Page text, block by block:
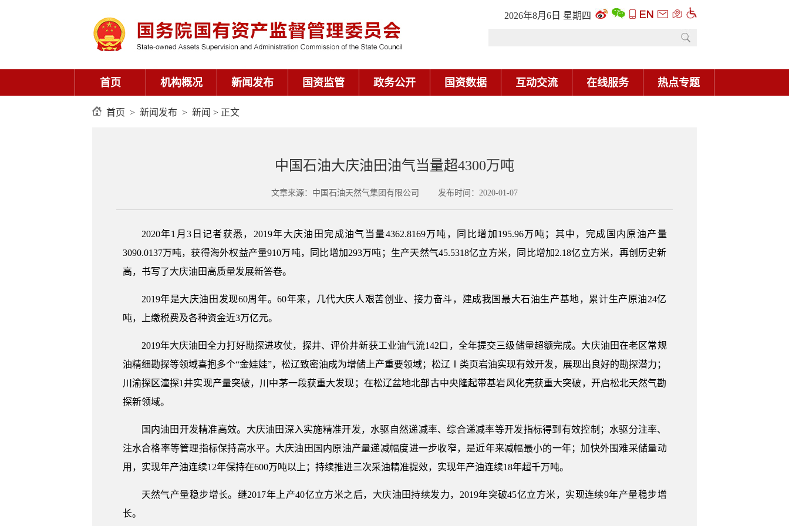
2026年8月6日 星期四
首页 机构概况 新闻发布 国资监管 政务公开 国资数据 互动交流 在线服务 热点专题
首页 > 新闻发布 > 新闻 > 正文
中国石油大庆油田油气当量超4300万吨
文章来源：中国石油天然气集团有限公司 发布时间：2020-01-07
2020年1月3日记者获悉，2019年大庆油田完成油气当量4362.8169万吨，同比增加195.96万吨；其中，完成国内原油产量
3090.0137万吨，获得海外权益产量910万吨，同比增加293万吨；生产天然气45.5318亿立方米，同比增加2.18亿立方米，再创历史新
高，书写了大庆油田高质量发展新答卷。
2019年是大庆油田发现60周年。60年来，几代大庆人艰苦创业、接力奋斗，建成我国最大石油生产基地，累计生产原油24亿
吨，上缴税费及各种资金近3万亿元。
2019年大庆油田全力打好勘探进攻仗，探井、评价井新获工业油气流142口，全年提交三级储量超额完成。大庆油田在老区常规
油精细勘探等领域喜抱多个“金娃娃”，松辽致密油成为增储上产重要领域；松辽Ⅰ类页岩油实现有效开发，展现出良好的勘探潜力；
川渝探区潼探1井实现产量突破，川中茅一段获重大发现；在松辽盆地北部古中央隆起带基岩风化壳获重大突破，开启松北天然气勘
探新领域。
国内油田开发精准高效。大庆油田深入实施精准开发，水驱自然递减率、综合递减率等开发指标得到有效控制；水驱分注率、
注水合格率等管理指标保持高水平。大庆油田国内原油产量递减幅度进一步收窄，是近年来减幅最小的一年；加快外围难采储量动
用，实现年产油连续12年保持在600万吨以上；持续推进三次采油精准提效，实现年产油连续18年超千万吨。
天然气产量稳步增长。继2017年上产40亿立方米之后，大庆油田持续发力，2019年突破45亿立方米，实现连续9年产量稳步增
长。